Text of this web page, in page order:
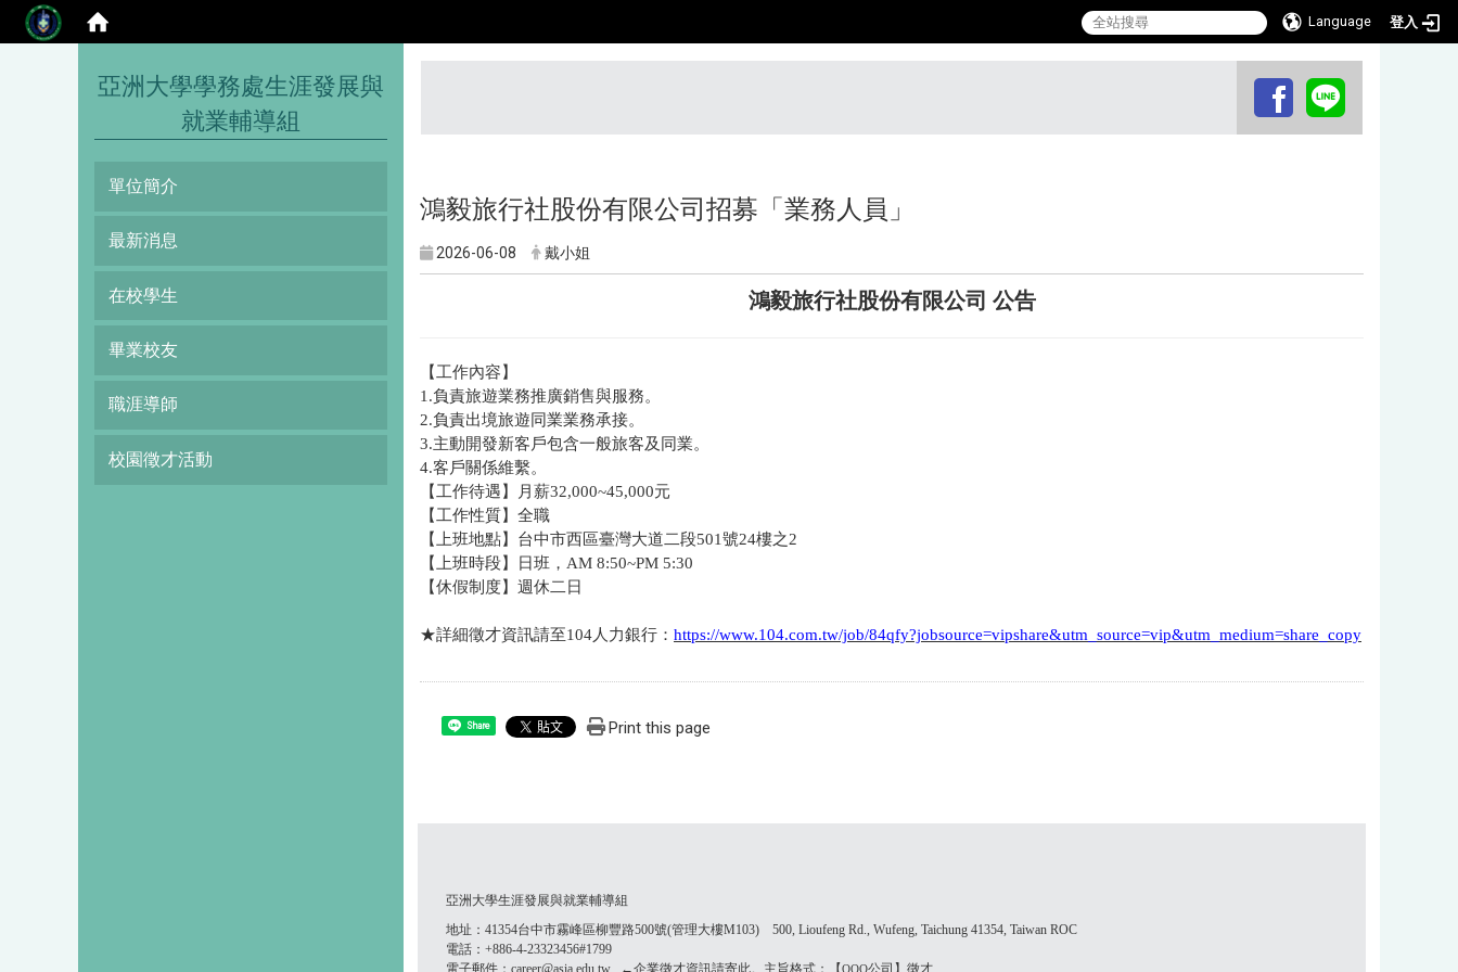
Language 登入
亞洲大學學務處生涯發展與
就業輔導組
單位簡介
最新消息
在校學生
畢業校友
職涯導師
校園徵才活動
鴻毅旅行社股份有限公司招募「業務人員」
2026-06-08 戴小姐
鴻毅旅行社股份有限公司 公告
【工作內容】
1.負責旅遊業務推廣銷售與服務。
2.負責出境旅遊同業業務承接。
3.主動開發新客戶包含一般旅客及同業。
4.客戶關係維繫。
【工作待遇】月薪32,000~45,000元
【工作性質】全職
【上班地點】台中市西區臺灣大道二段501號24樓之2
【上班時段】日班，AM 8:50~PM 5:30
【休假制度】週休二日
★詳細徵才資訊請至104人力銀行： https://www.104.com.tw/job/84qfy?jobsource=vipshare&utm_source=vip&utm_medium=share_copy
Share Print this page
亞洲大學生涯發展與就業輔導組
地址：41354台中市霧峰區柳豐路500號(管理大樓M103) 500, Lioufeng Rd., Wufeng, Taichung 41354, Taiwan ROC
電話：+886-4-23323456#1799
電子郵件：career@asia.edu.tw ←企業徵才資訊請寄此。主旨格式：【OOO公司】徵才